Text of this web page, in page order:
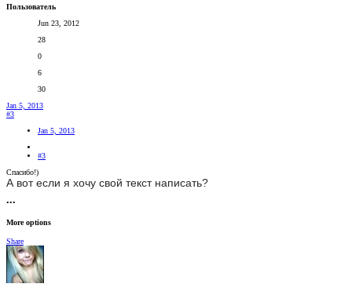
Пользователь
Jun 23, 2012
28
0
6
30
Jan 5, 2013
#3
Jan 5, 2013
#3
Спасибо!)
А вот если я хочу свой текст написать?
•••
More options
Share